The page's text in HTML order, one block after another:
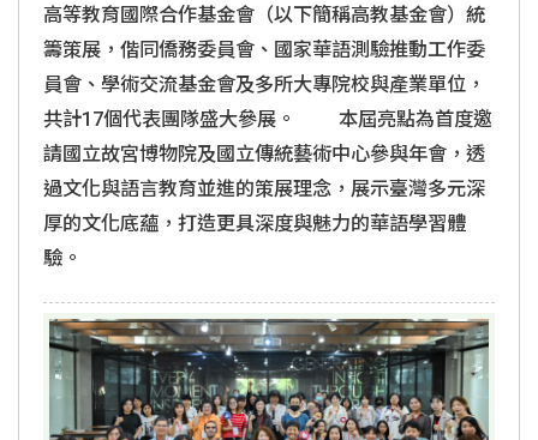
高等教育國際合作基金會（以下簡稱高教基金會）統
籌策展，偕同僑務委員會、國家華語測驗推動工作委
員會、學術交流基金會及多所大專院校與產業單位，
共計17個代表團隊盛大參展。 本屆亮點為首度邀
請國立故宮博物院及國立傳統藝術中心參與年會，透
過文化與語言教育並進的策展理念，展示臺灣多元深
厚的文化底蘊，打造更具深度與魅力的華語學習體
驗。